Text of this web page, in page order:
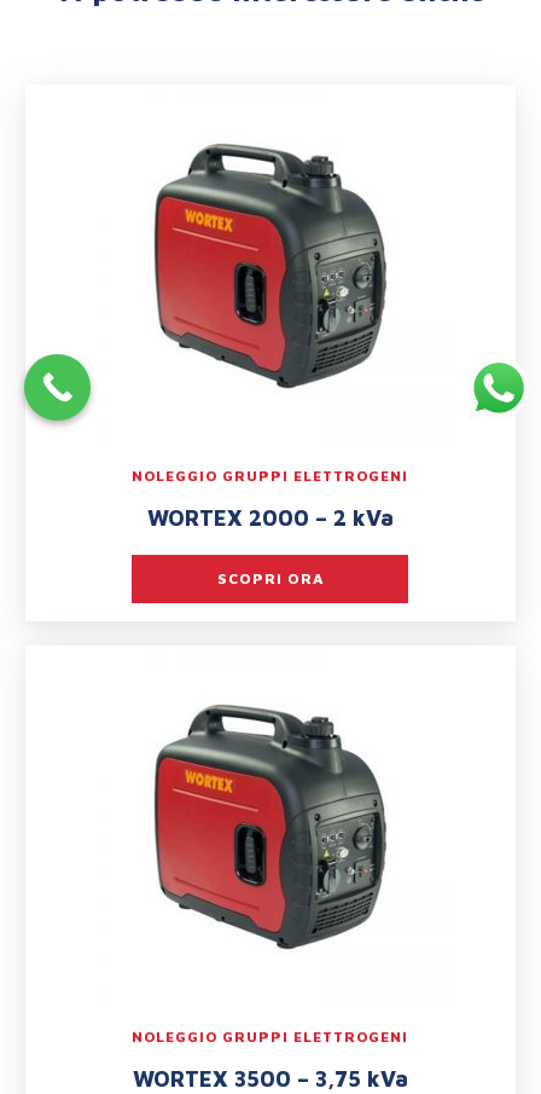
NOLEGGIO GRUPPI ELETTROGENI
WORTEX 2000 – 2 kVa
SCOPRI ORA
NOLEGGIO GRUPPI ELETTROGENI
WORTEX 3500 – 3,75 kVa